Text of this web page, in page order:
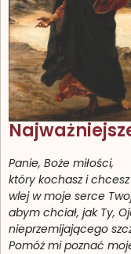
Panie, Boże miłości,
który kochasz i
wlej w moje serce
abym chciał, jak Ty,
nieprzemijającego
Pomóż mi poznać